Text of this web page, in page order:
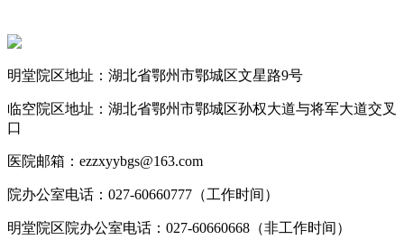
明堂院区地址：湖北省鄂州市鄂城区文星路9号
临空院区地址：湖北省鄂州市鄂城区孙权大道与将军大道交叉
口
医院邮箱：ezzxyybgs@163.com
院办公室电话：027-60660777（工作时间）
明堂院区院办公室电话：027-60660668（非工作时间）